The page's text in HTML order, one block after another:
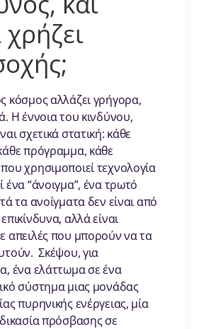
χρήζει
κόσμος αλλάζει γρήγορα,
Η έννοια του κινδύνου,
σχετικά στατική: κάθε
πρόγραμμα, κάθε
χρησιμοποιεί τεχνολογία
ένα “άνοιγμα”, ένα τρωτό
τα ανοίγματα δεν είναι από
αλλά είναι
απειλές που μπορούν να τα
Σκέψου, για
ένα ελάττωμα σε ένα
σύστημα μιας μονάδας
πυρηνικής ενέργειας, μία
πρόσβασης σε